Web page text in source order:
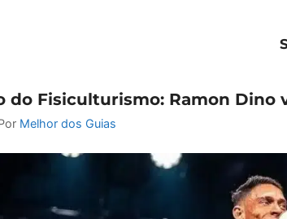
do Fisiculturismo: Ramon Dino
Melhor dos Guias